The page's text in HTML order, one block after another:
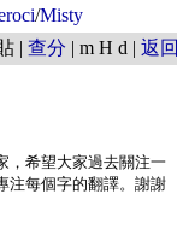
/Misty
| 查分 | m H d | 返回
，希望大家過去關注一
注每個字的翻譯。謝謝